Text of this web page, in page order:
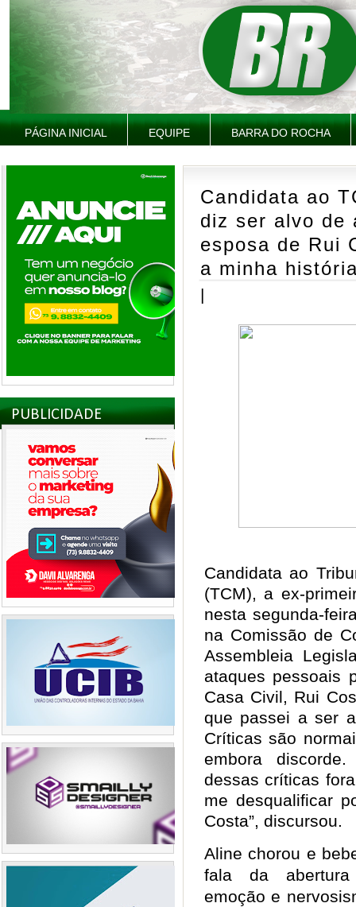
PÁGINA INICIAL EQUIPE BARRA DO ROCHA
PUBLICIDADE
Candidata ao
diz ser alvo de
esposa de Rui
a minha
|
Candidata ao
(TCM), a ex-
nesta segunda-
na Comissão de
Assembleia
ataques pessoais
Casa Civil, Rui
que passei a ser
Críticas são
embora
dessas críticas
me desqualificar
Costa”, discursou.
Aline chorou e
fala da abertura
emoção e